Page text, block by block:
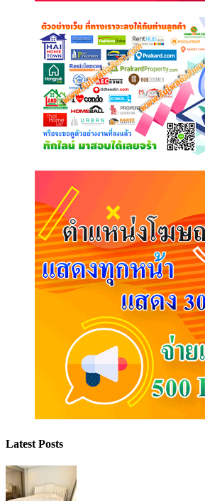
Latest Posts